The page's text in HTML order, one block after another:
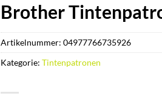
Brother
Artikelnummer: 04977766735926
Kategorie: Tintenpatronen